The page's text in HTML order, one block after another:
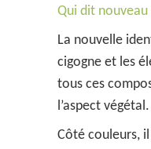
Qui dit
La nouvelle
cigogne et les
tous ces
l’aspect végétal.
Côté couleurs,